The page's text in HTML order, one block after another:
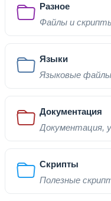
Разное
Файлы и
Языки
Языковые файлы
Документация
Документация,
Скрипты
Полезные